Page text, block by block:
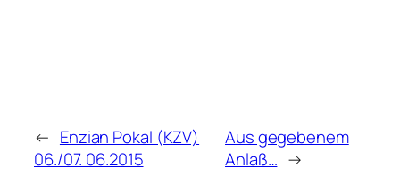
← Enzian Pokal (KZV)
06./07. 06.2015
Aus gegebenem
Anlaß… →